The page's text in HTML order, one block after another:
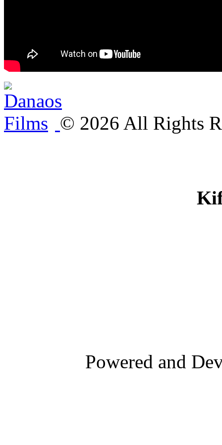
© 2026 All Rights
Powered and